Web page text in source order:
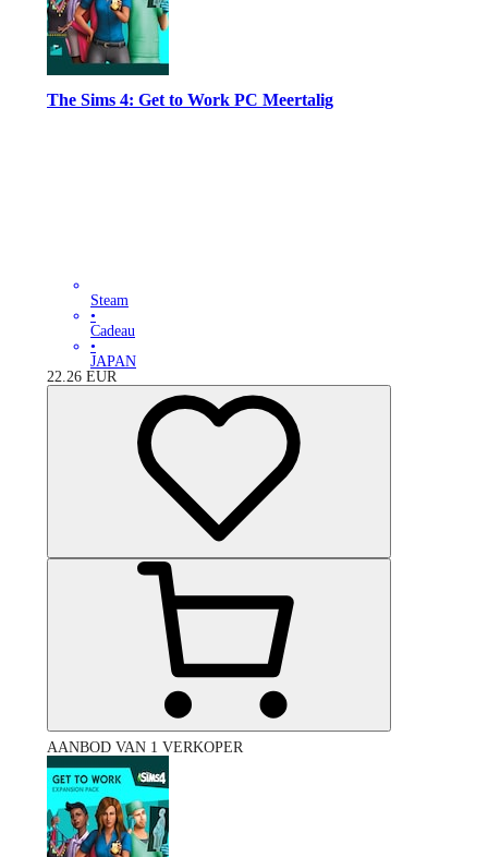
The Sims 4: Get to Work PC Meertalig
Steam
•
Cadeau
•
JAPAN
22.26 EUR
AANBOD VAN 1 VERKOPER